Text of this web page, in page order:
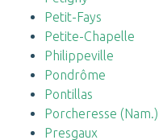
Petit-Fays
Petite-Chapelle
Philippeville
Pondrôme
Pontillas
Porcheresse (Nam.)
Presgaux